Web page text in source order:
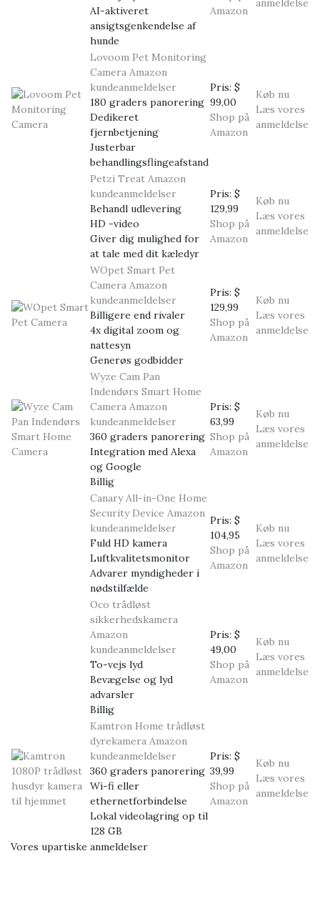
AI-aktiveret
ansigtsgenkendelse af
hunde
Amazon
anmeldelse
Lovoom Pet Monitoring
Camera Amazon
kundeanmeldelser
180 graders panorering
Dedikeret
fjernbetjening
Justerbar
behandlingsflingeafstand
Pris: $
99,00
Shop på
Amazon
Køb nu
Læs vores
anmeldelse
Petzi Treat Amazon
kundeanmeldelser
Behandl udlevering
HD -video
Giver dig mulighed for
at tale med dit kæledyr
Pris: $
129,99
Shop på
Amazon
Køb nu
Læs vores
anmeldelse
WOpet Smart Pet
Camera Amazon
kundeanmeldelser
Billigere end rivaler
4x digital zoom og
nattesyn
Generøs godbidder
Pris: $
129,99
Shop på
Amazon
Køb nu
Læs vores
anmeldelse
Wyze Cam Pan
Indendørs Smart Home
Camera Amazon
kundeanmeldelser
360 graders panorering
Integration med Alexa
og Google
Billig
Pris: $
63,99
Shop på
Amazon
Køb nu
Læs vores
anmeldelse
Canary All-in-One Home
Security Device Amazon
kundeanmeldelser
Fuld HD kamera
Luftkvalitetsmonitor
Advarer myndigheder i
nødstilfælde
Pris: $
104,95
Shop på
Amazon
Køb nu
Læs vores
anmeldelse
Oco trådløst
sikkerhedskamera
Amazon
kundeanmeldelser
To-vejs lyd
Bevægelse og lyd
advarsler
Billig
Pris: $
49,00
Shop på
Amazon
Køb nu
Læs vores
anmeldelse
Kamtron Home trådløst
dyrekamera Amazon
kundeanmeldelser
360 graders panorering
Wi-fi eller
ethernetforbindelse
Lokal videolagring op til
128 GB
Pris: $
39,99
Shop på
Amazon
Køb nu
Læs vores
anmeldelse
Vores upartiske anmeldelser